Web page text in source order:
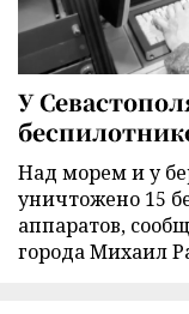
У
Над морем и у
уничтожено 15
аппаратов,
города Михаил